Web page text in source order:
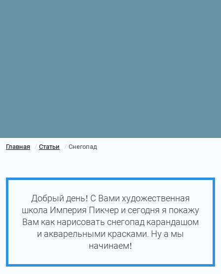
Главная / Статьи / Снегопад
Добрый день! С Вами художественная
школа Империя Пикчер и сегодня я покажу
Вам как нарисовать снегопад карандашом
и акварельными красками. Ну а мы
начинаем!